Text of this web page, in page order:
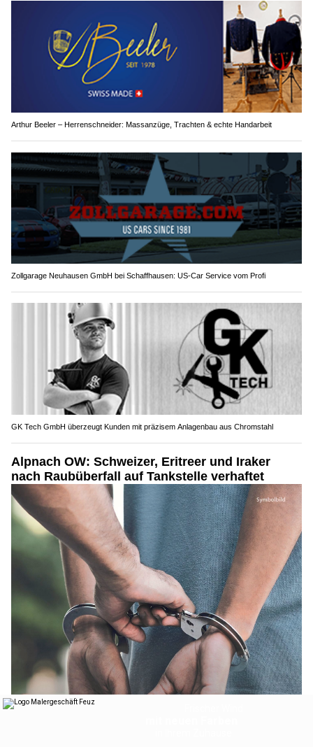
Arthur Beeler – Herrenschneider: Massanzüge, Trachten & echte Handarbeit
Zollgarage Neuhausen GmbH bei Schaffhausen: US-Car Service vom Profi
GK Tech GmbH überzeugt Kunden mit präzisem Anlagenbau aus Chromstahl
Alpnach OW: Schweizer, Eritreer und Iraker
nach Raubüberfall auf Tankstelle verhaftet